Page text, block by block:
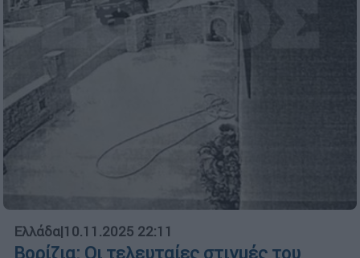
Ελλάδα|10.11.2025 22:11
Βορίζια: Οι τελευταίες στιγμές του